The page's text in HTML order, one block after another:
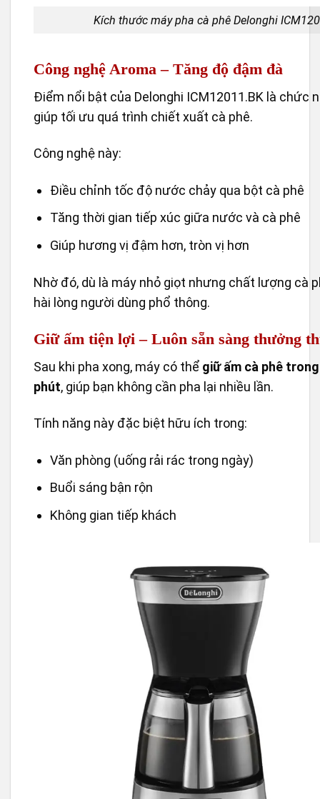
Kích thước máy pha cà phê Delonghi
Công nghệ Aroma – Tăng độ đậm đà
Điểm nổi bật của Delonghi ICM12011.BK là chức
giúp tối ưu quá trình chiết xuất cà phê.
Công nghệ này:
Điều chỉnh tốc độ nước chảy qua bột cà phê
Tăng thời gian tiếp xúc giữa nước và cà phê
Giúp hương vị đậm hơn, tròn vị hơn
Nhờ đó, dù là máy nhỏ giọt nhưng chất lượng cà
hài lòng người dùng phổ thông.
Giữ ấm tiện lợi – Luôn sẵn sàng thưởng
Sau khi pha xong, máy có thể giữ ấm cà phê
phút, giúp bạn không cần pha lại nhiều lần.
Tính năng này đặc biệt hữu ích trong:
Văn phòng (uống rải rác trong ngày)
Buổi sáng bận rộn
Không gian tiếp khách